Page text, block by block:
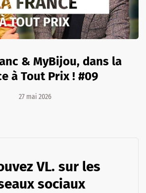
& MyBijou, dans la
à Tout Prix ! #09
27 mai 2026
VL. sur les
sociaux